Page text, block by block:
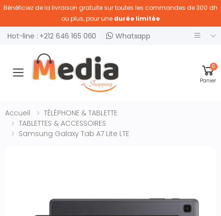
Bénéficiez de la livraison gratuite sur toutes les commandes de 300 dh
ou plus, pour une durée limitée
Hot-line : +212 646 165 060 Whatsapp
Ouvrir menu
0
Panier
Accueil
TÉLÉPHONE & TABLETTE
TABLETTES & ACCESSOIRES
Samsung Galaxy Tab A7 Lite LTE